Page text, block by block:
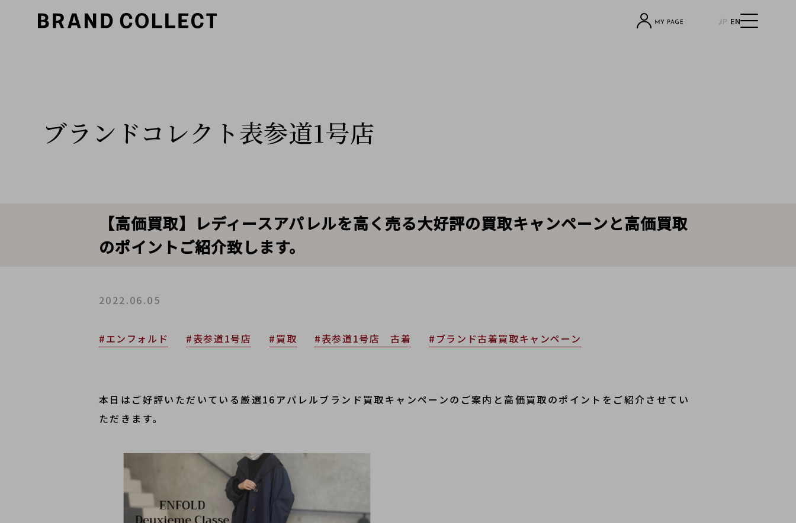
JP EN
ブランドコレクト表参道1号店
【高価買取】レディースアパレルを高く売る大好評の買取キャンペーンと高価買取
のポイントご紹介致します。
2022.06.05
#エンフォルド #表参道1号店 #買取 #表参道1号店 古着 #ブランド古着買取キャンペーン
本日はご好評いただいている厳選16アパレルブランド買取キャンペーンのご案内と高価買取のポイントをご紹介させてい
ただきます。